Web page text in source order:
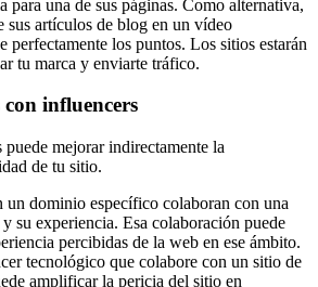
para una de sus páginas. Como alternativa,
sus artículos de blog en un vídeo
perfectamente los puntos. Los sitios estarán
tu marca y enviarte tráfico.
influencers
mejorar indirectamente la
de tu sitio.
un dominio específico colaboran con una
su experiencia. Esa colaboración puede
percibidas de la web en ese ámbito.
tecnológico que colabore con un sitio de
amplificar la pericia del sitio en